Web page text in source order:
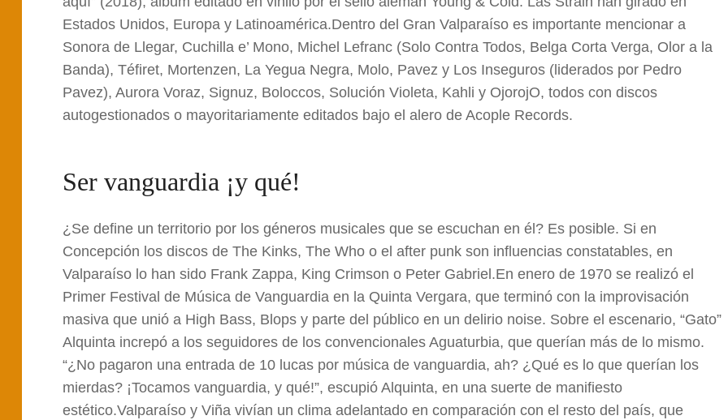
Estados Unidos, Europa y Latinoamérica.Dentro del Gran Valparaíso es importante mencionar a
Sonora de Llegar, Cuchilla e’ Mono, Michel Lefranc (Solo Contra Todos, Belga Corta Verga, Olor a la
Banda), Téfiret, Mortenzen, La Yegua Negra, Molo, Pavez y Los Inseguros (liderados por Pedro
Pavez), Aurora Voraz, Signuz, Boloccos, Solución Violeta, Kahli y OjorojO, todos con discos
autogestionados o mayoritariamente editados bajo el alero de Acople Records.
Ser vanguardia ¡y qué!
¿Se define un territorio por los géneros musicales que se escuchan en él? Es posible. Si en
Concepción los discos de The Kinks, The Who o el after punk son influencias constatables, en
Valparaíso lo han sido Frank Zappa, King Crimson o Peter Gabriel.En enero de 1970 se realizó el
Primer Festival de Música de Vanguardia en la Quinta Vergara, que terminó con la improvisación
masiva que unió a High Bass, Blops y parte del público en un delirio noise. Sobre el escenario, “Gato”
Alquinta increpó a los seguidores de los convencionales Aguaturbia, que querían más de lo mismo.
“¿No pagaron una entrada de 10 lucas por música de vanguardia, ah? ¿Qué es lo que querían los
mierdas? ¡Tocamos vanguardia, y qué!”, escupió Alquinta, en una suerte de manifiesto
estético.Valparaíso y Viña vivían un clima adelantado en comparación con el resto del país, que